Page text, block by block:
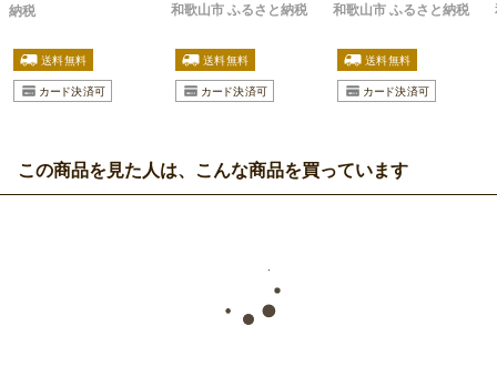
納税
和歌山市 ふるさと納税 和歌山市 ふるさと納税
この商品を見た人は、こんな商品を買っています